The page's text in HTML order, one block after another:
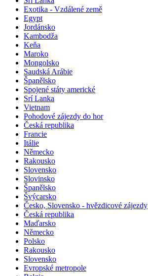
Exotika - Vzdálené země
Egypt
Jordánsko
Kambodža
Keňa
Maroko
Mongolsko
Saudská Arábie
Španělsko
Spojené státy americké
Srí Lanka
Vietnam
Pohodové zájezdy do hor
Česká republika
Francie
Itálie
Německo
Rakousko
Slovensko
Slovinsko
Španělsko
Švýcarsko
Česko, Slovensko - hvězdicové zájezdy
Česká republika
Maďarsko
Německo
Polsko
Rakousko
Slovensko
Evropské metropole